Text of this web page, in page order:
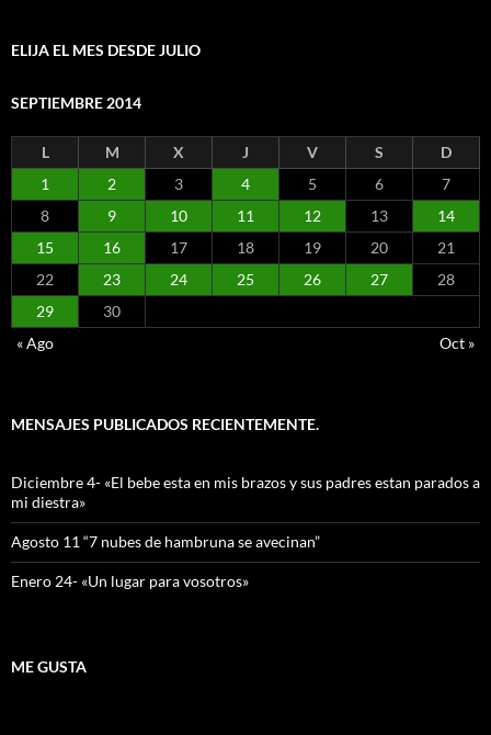
ELIJA EL MES DESDE JULIO
SEPTIEMBRE 2014
L M X J V S
D
1
2 3 4 5 6
7
8
9 10 11 12 13
14
15
16 17 18 19 20
21
22
23 24 25 26 27
28
29
30
« Ago
Oct »
MENSAJES PUBLICADOS RECIENTEMENTE.
Diciembre 4- «El bebe esta en mis brazos y sus padres estan parados a
mi diestra»
Agosto 11 “7 nubes de hambruna se avecinan”
Enero 24- «Un lugar para vosotros»
ME GUSTA